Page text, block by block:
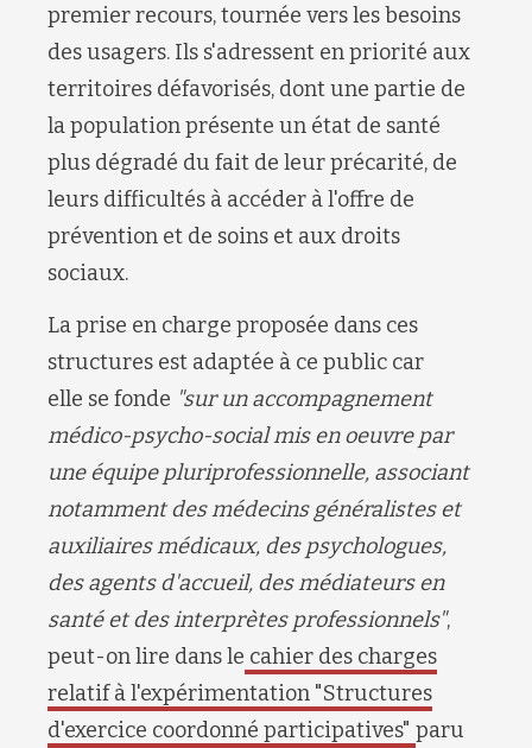
premier recours, tournée vers les besoins
des usagers. Ils s'adressent en priorité aux
territoires défavorisés, dont une partie de
la population présente un état de santé
plus dégradé du fait de leur précarité, de
leurs difficultés à accéder à l'offre de
prévention et de soins et aux droits
sociaux.
La prise en charge proposée dans ces
structures est adaptée à ce public car
elle se fonde "sur un accompagnement
médico-psycho-social mis en oeuvre par
une équipe pluriprofessionnelle, associant
notamment des médecins généralistes et
auxiliaires médicaux, des psychologues,
des agents d'accueil, des médiateurs en
santé et des interprètes professionnels",
peut-on lire dans le cahier des charges
relatif à l'expérimentation "Structures
d'exercice coordonné participatives" paru